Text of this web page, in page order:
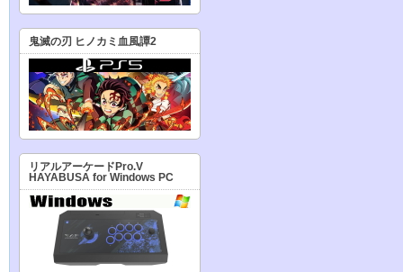
鬼滅の刃 ヒノカミ血風譚2
リアルアーケードPro.V
HAYABUSA for Windows PC